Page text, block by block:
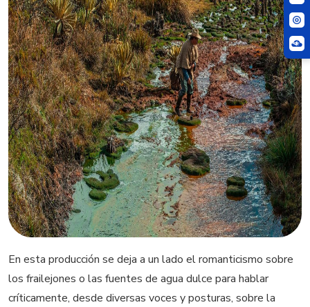
En esta producción se deja a un lado el romanticismo sobre
los frailejones o las fuentes de agua dulce para hablar
críticamente, desde diversas voces y posturas, sobre la